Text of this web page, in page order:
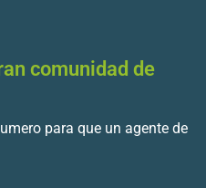
comunidad de
para que un agente de